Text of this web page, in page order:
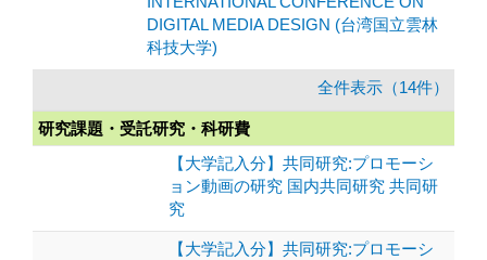
DIGITAL MEDIA DESIGN (台湾国立雲林
科技大学)
全件表示（14件）
研究課題・受託研究・科研費
【大学記入分】共同研究:プロモーシ
ョン動画の研究 国内共同研究 共同研
究
【大学記入分】共同研究:プロモーシ